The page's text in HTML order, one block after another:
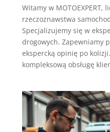
Witamy w MOTOEXPERT,
rzeczoznawstwa
Specjalizujemy się w
drogowych. Zapewniamy
ekspercką opinię po
kompleksową obsługę